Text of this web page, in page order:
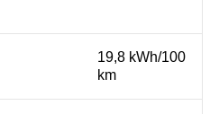
19,8 kWh/100
km